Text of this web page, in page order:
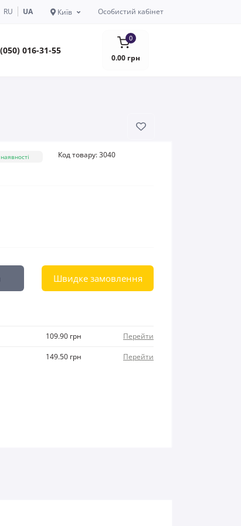
RU UA Київ Особистий кабінет
(050) 016-31-55
0
0.00 грн
Код товару:3040
Швидке замовлення
109.90 грн Перейти
149.50 грн Перейти